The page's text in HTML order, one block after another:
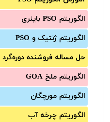
الگوریتم PSO باینری
الگوریتم ژنتیک و PSO
حل مساله فروشنده دوره‌گرد
الگوریتم ملخ GOA
الگوریتم مورچگان
الگوریتم چرخه آب